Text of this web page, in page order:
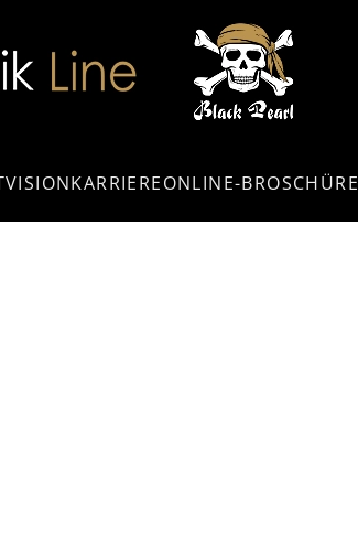
VISIONKARRIEREONLINE-BROSCHÜRE